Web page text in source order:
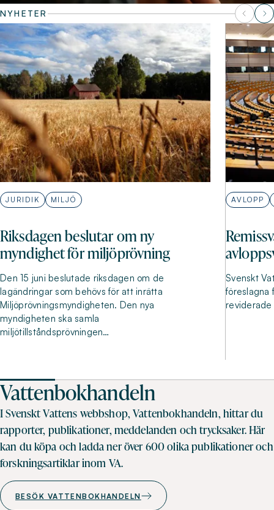
NYHETER
JURIDIK MILJÖ
Riksdagen beslutar om ny
myndighet för miljöprövning
Den 15 juni beslutade riksdagen om de
lagändringar som behövs för att inrätta
Miljöprövningsmyndigheten. Den nya
myndigheten ska samla
miljötillståndsprövningen…
AVLOPP
Svenskt
föreslagna
reviderade
Vattenbokhandeln
I Svenskt Vattens webbshop, Vattenbokhandeln, hittar du
rapporter, publikationer, meddelanden och trycksaker. Här
kan du köpa och ladda ner över 600 olika publikationer och
forskningsartiklar inom VA.
BESÖK VATTENBOKHANDELN